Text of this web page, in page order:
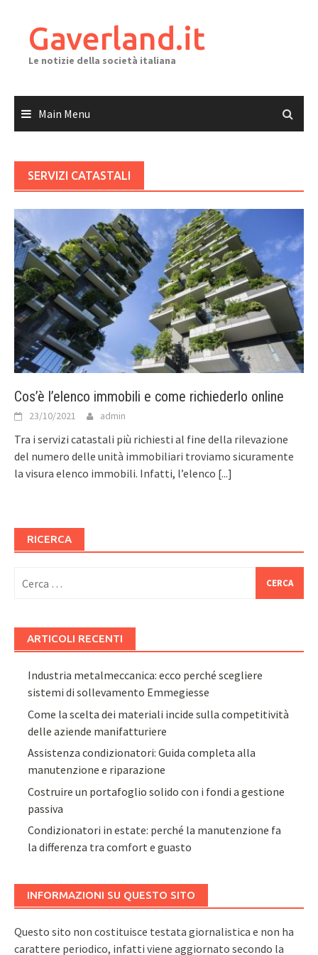
contentGaverland.it
Le notizie della società italiana
Main Menu
SERVIZI CATASTALI
Cos’è l’elenco immobili e come richiederlo online
23/10/2021 admin
Tra i servizi catastali più richiesti al fine della rilevazione
del numero delle unità immobiliari troviamo sicuramente
la visura elenco immobili. Infatti, l’elenco [...]
RICERCA
per:
ARTICOLI RECENTI
Industria metalmeccanica: ecco perché scegliere
sistemi di sollevamento Emmegiesse
Come la scelta dei materiali incide sulla competitività
delle aziende manifatturiere
Assistenza condizionatori: Guida completa alla
manutenzione e riparazione
Costruire un portafoglio solido con i fondi a gestione
passiva
Condizionatori in estate: perché la manutenzione fa
la differenza tra comfort e guasto
INFORMAZIONI SU QUESTO SITO
Questo sito non costituisce testata giornalistica e non ha
carattere periodico, infatti viene aggiornato secondo la